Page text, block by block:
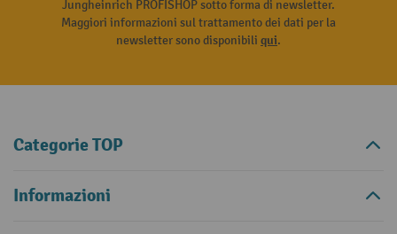
Jungheinrich PROFISHOP sotto forma di newsletter.
Maggiori informazioni sul trattamento dei dati per la
newsletter sono disponibili qui.
Categorie TOP
Informazioni